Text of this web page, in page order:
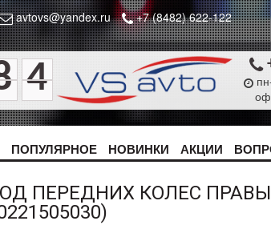
avtovs@yandex.ru +7 (8482) 622-122
4
ПОПУЛЯРНОЕ НОВИНКИ АКЦИИ
ПЕРЕДНИХ КОЛЕС